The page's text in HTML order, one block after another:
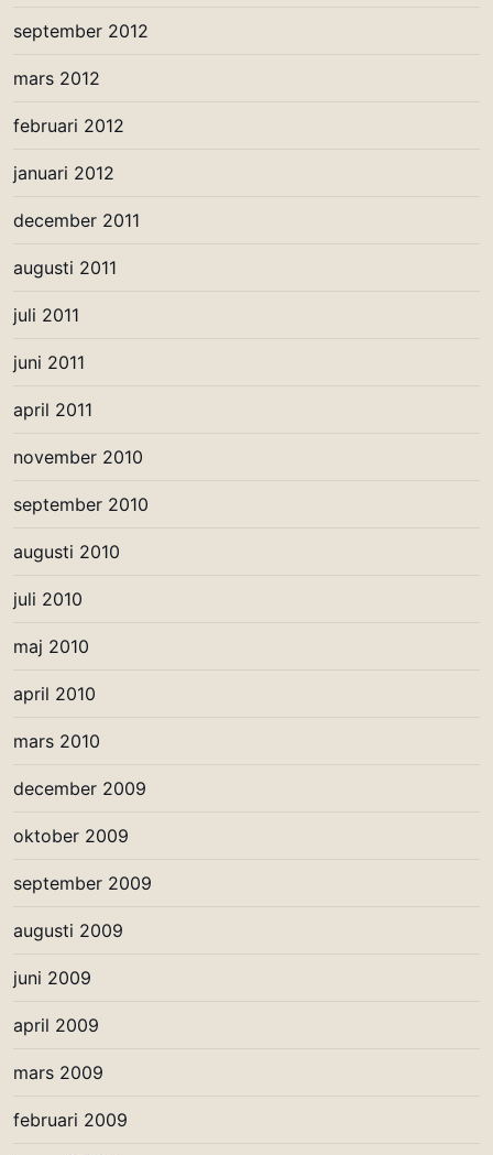
september 2012
mars 2012
februari 2012
januari 2012
december 2011
augusti 2011
juli 2011
juni 2011
april 2011
november 2010
september 2010
augusti 2010
juli 2010
maj 2010
april 2010
mars 2010
december 2009
oktober 2009
september 2009
augusti 2009
juni 2009
april 2009
mars 2009
februari 2009